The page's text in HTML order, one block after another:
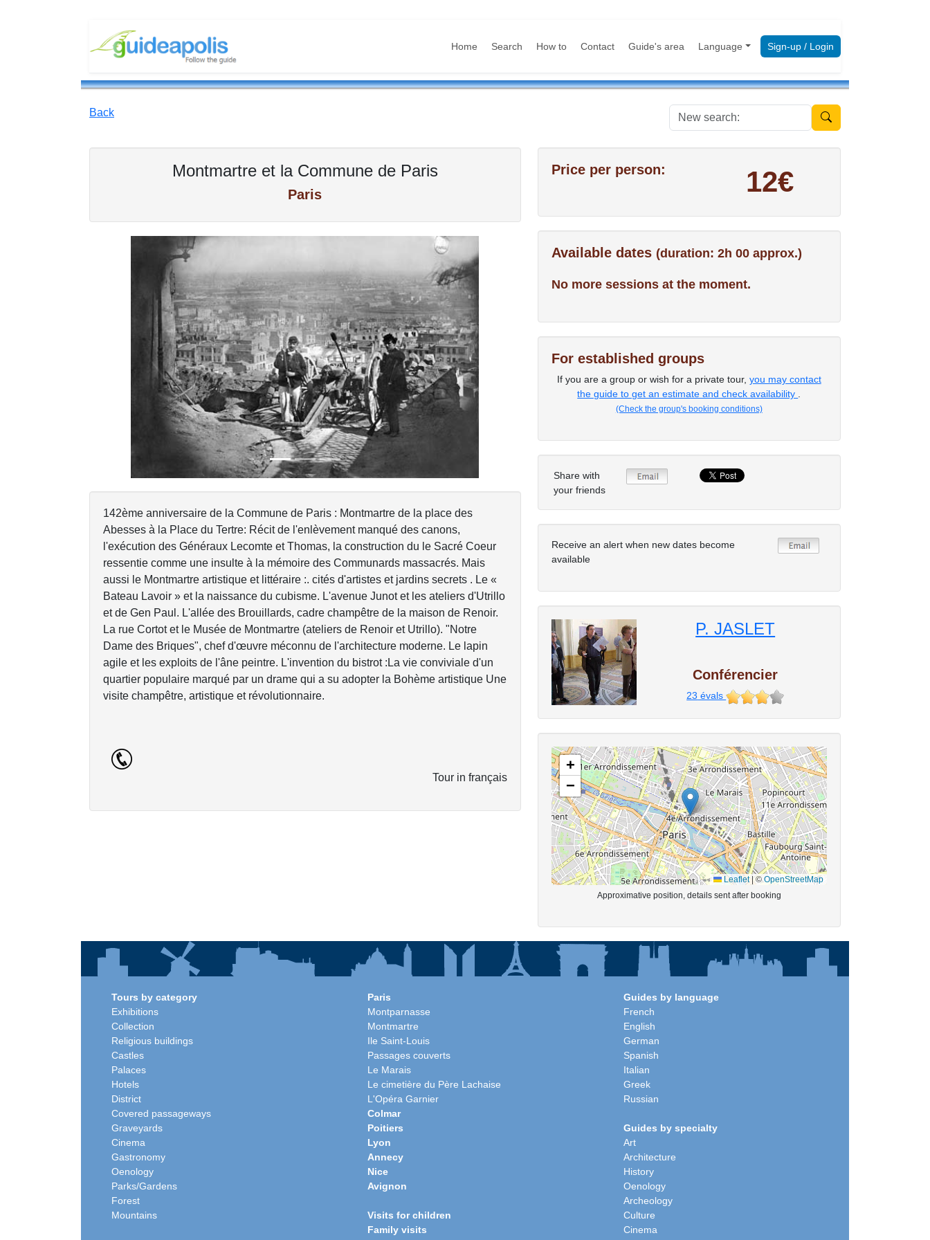
Home Search How to Contact Guide's area Language Sign-up / Login
Back New search:
Montmartre et la Commune de Paris
Paris
Previous
142ème anniversaire de la Commune de Paris : Montmartre de la place des
Abesses à la Place du Tertre: Récit de l'enlèvement manqué des canons,
l'exécution des Généraux Lecomte et Thomas, la construction du le Sacré Coeur
ressentie comme une insulte à la mémoire des Communards massacrés. Mais
aussi le Montmartre artistique et littéraire :. cités d'artistes et jardins secrets . Le «
Bateau Lavoir » et la naissance du cubisme. L'avenue Junot et les ateliers d'Utrillo
et de Gen Paul. L'allée des Brouillards, cadre champêtre de la maison de Renoir.
La rue Cortot et le Musée de Montmartre (ateliers de Renoir et Utrillo). "Notre
Dame des Briques", chef d'œuvre méconnu de l'architecture moderne. Le lapin
agile et les exploits de l'âne peintre. L'invention du bistrot :La vie conviviale d'un
quartier populaire marqué par un drame qui a su adopter la Bohème artistique Une
visite champêtre, artistique et révolutionnaire.
Tour in français
Price per person: 12€
Available dates (duration: 2h 00 approx.)
No more sessions at the moment.
For established groups
If you are a group or wish for a private tour, you may contact
the guide to get an estimate and check availability
(Check the group's booking conditions)
Share with
your friends
Receive an alert when new dates become
available
P. JASLET
Conférencier
23 évals
+
−
Leaflet |©OpenStreetMap
Approximative position, details sent after booking
Tours by category
Exhibitions
Collection
Religious buildings
Castles
Palaces
Hotels
District
Covered passageways
Graveyards
Cinema
Gastronomy
Oenology
Parks/Gardens
Forest
Mountains
Paris
Montparnasse
Montmartre
Ile Saint-Louis
Passages couverts
Le Marais
Le cimetière du Père Lachaise
L'Opéra Garnier
Colmar
Poitiers
Lyon
Annecy
Nice
Avignon
Visits for children
Family visits
Guides by language
French
English
German
Spanish
Italian
Greek
Russian
Guides by specialty
Art
Architecture
History
Oenology
Archeology
Culture
Cinema